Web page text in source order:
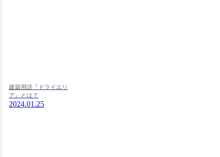
建築用語『ドライエリ
ア』とは？
2024.01.25